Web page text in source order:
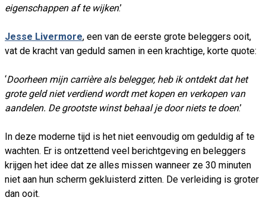
eigenschappen af te wijken.’
Jesse Livermore, een van de eerste grote beleggers ooit,
vat de kracht van geduld samen in een krachtige, korte quote:
‘Doorheen mijn carrière als belegger, heb ik ontdekt dat het
grote geld niet verdiend wordt met kopen en verkopen van
aandelen. De grootste winst behaal je door niets te doen.’
In deze moderne tijd is het niet eenvoudig om geduldig af te
wachten. Er is ontzettend veel berichtgeving en beleggers
krijgen het idee dat ze alles missen wanneer ze 30 minuten
niet aan hun scherm gekluisterd zitten. De verleiding is groter
dan ooit.